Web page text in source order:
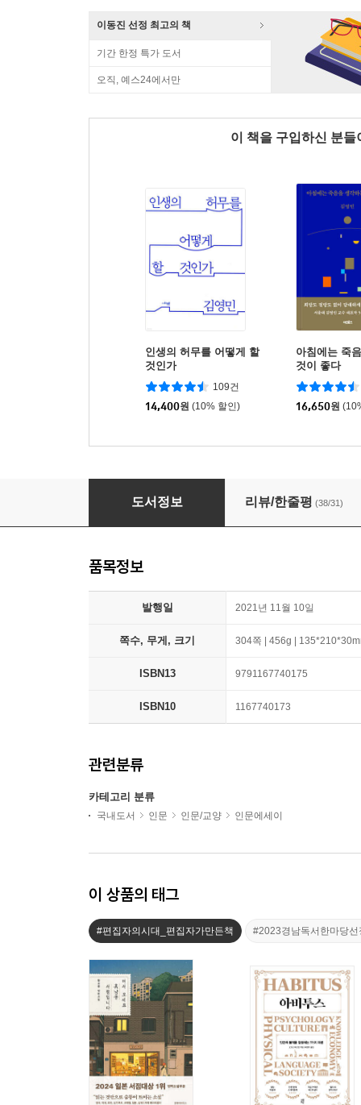
이동진 선정 최고의 책
기간 한정 특가 도서
오직, 예스24에서만
이 책을 구입하신 분
인생의 허무를 어떻게 할
것인가
109건
14,400원 (10% 할인)
아침에는 죽
것이 좋다
16,650원
인간으로 사는 일은 하나의 문제입니다
도서정보 리뷰/한줄평 (38/31)
품목정보
발행일 2021년 11월 10일
쪽수, 무게, 크기 304쪽 | 456g |
ISBN13 9791167740175
ISBN10 1167740173
관련분류
카테고리 분류
국내도서 인문 인문/교양 인문에세이
이 상품의 태그
#편집자의시대_편집자가만든책 #2023경남독서한마당선